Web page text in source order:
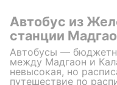
Автобус из
станции
Автобусы —
между Мадгаон и
невысокая, но
путешествие по